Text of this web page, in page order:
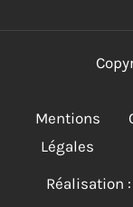
Mentions
Légales
Réalisation :